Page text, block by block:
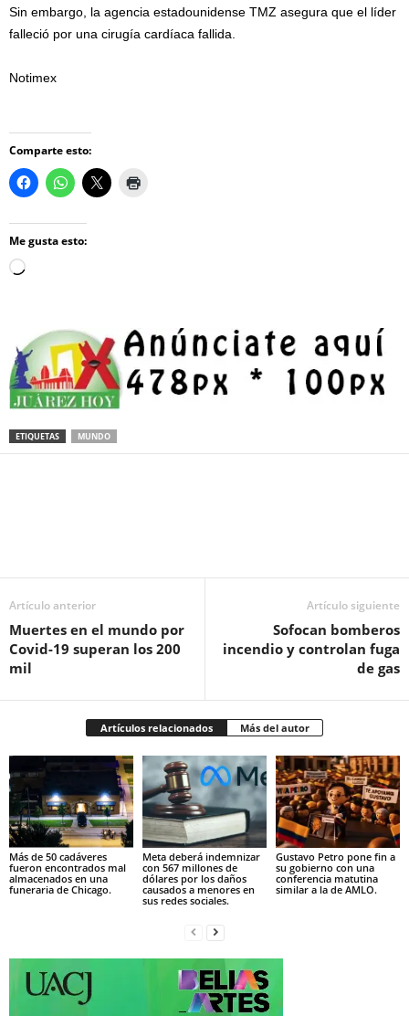
Sin embargo, la agencia estadounidense TMZ asegura que el líder
falleció por una cirugía cardíaca fallida.
Notimex
Comparte esto:
Me gusta esto:
Loading…
ETIQUETAS MUNDO
Artículo anterior
Muertes en el mundo por
Covid-19 superan los 200
mil
Artículo siguiente
Sofocan bomberos
incendio y controlan fuga
de gas
Artículos relacionados Más del autor
Más de 50 cadáveres
fueron encontrados mal
almacenados en una
funeraria de Chicago.
Meta deberá indemnizar
con 567 millones de
dólares por los daños
causados a menores en
sus redes sociales.
Gustavo Petro pone fin a
su gobierno con una
conferencia matutina
similar a la de AMLO.